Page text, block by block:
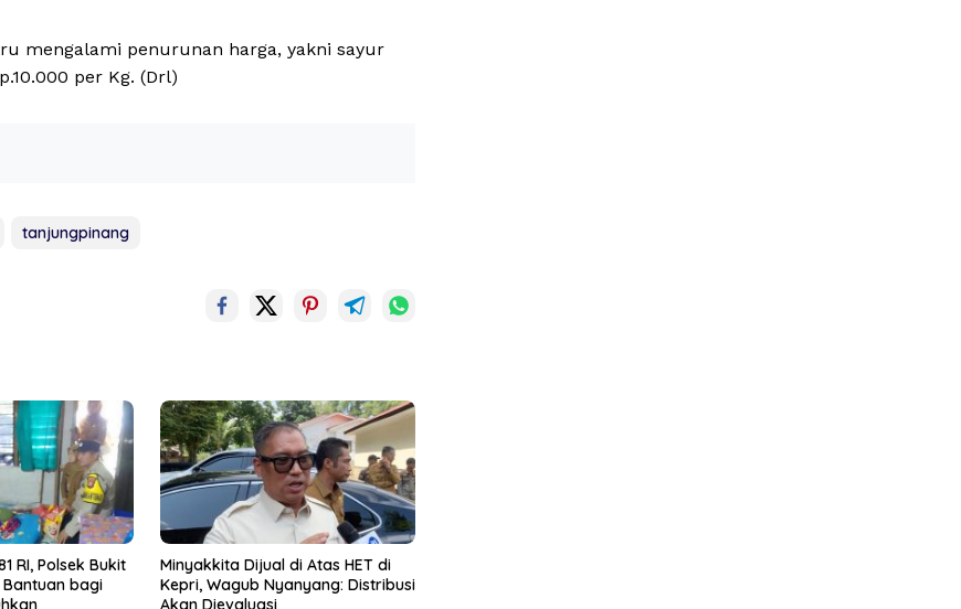
mengalami penurunan harga, yakni sayur
per Kg. (Drl)
tanjungpinang
RI, Polsek Bukit
bagi
Minyakkita Dijual di Atas HET di
Kepri, Wagub Nyanyang: Distribusi
Akan Dievaluasi